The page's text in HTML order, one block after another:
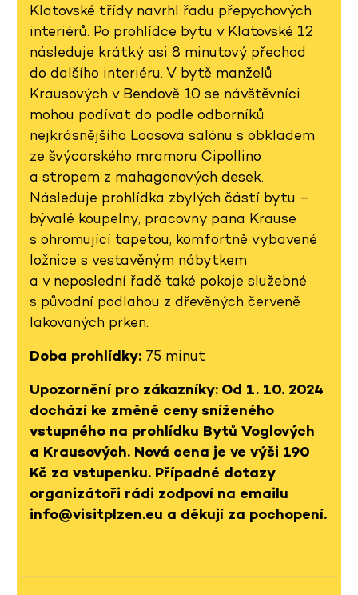
Klatovské třídy navrhl řadu přepychových
interiérů. Po prohlídce bytu v Klatovské 12
následuje krátký asi 8 minutový přechod
do dalšího interiéru. V bytě manželů
Krausových v Bendově 10 se návštěvníci
mohou podívat do podle odborníků
nejkrásnějšího Loosova salónu s obkladem
ze švýcarského mramoru Cipollino
a stropem z mahagonových desek.
Následuje prohlídka zbylých částí bytu –
bývalé koupelny, pracovny pana Krause
s ohromující tapetou, komfortně vybavené
ložnice s vestavěným nábytkem
a v neposlední řadě také pokoje služebné
s původní podlahou z dřevěných červeně
lakovaných prken.
Doba prohlídky: 75 minut
Upozornění pro zákazníky: Od 1. 10. 2024
dochází ke změně ceny sníženého
vstupného na prohlídku Bytů Voglových
a Krausových. Nová cena je ve výši 190
Kč za vstupenku. Případné dotazy
organizátoři rádi zodpoví na emailu
info@visitplzen.eu a děkují za pochopení.